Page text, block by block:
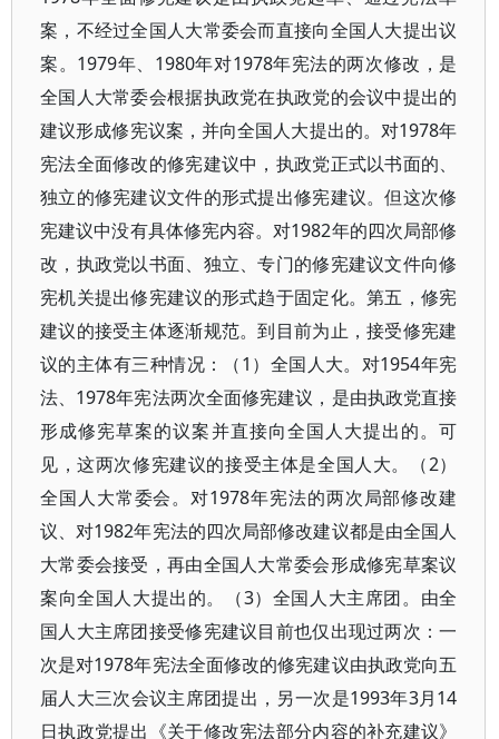
案，不经过全国人大常委会而直接向全国人大提出议
案。1979年、1980年对1978年宪法的两次修改，是
全国人大常委会根据执政党在执政党的会议中提出的
建议形成修宪议案，并向全国人大提出的。对1978年
宪法全面修改的修宪建议中，执政党正式以书面的、
独立的修宪建议文件的形式提出修宪建议。但这次修
宪建议中没有具体修宪内容。对1982年的四次局部修
改，执政党以书面、独立、专门的修宪建议文件向修
宪机关提出修宪建议的形式趋于固定化。第五，修宪
建议的接受主体逐渐规范。到目前为止，接受修宪建
议的主体有三种情况：（1）全国人大。对1954年宪
法、1978年宪法两次全面修宪建议，是由执政党直接
形成修宪草案的议案并直接向全国人大提出的。可
见，这两次修宪建议的接受主体是全国人大。（2）
全国人大常委会。对1978年宪法的两次局部修改建
议、对1982年宪法的四次局部修改建议都是由全国人
大常委会接受，再由全国人大常委会形成修宪草案议
案向全国人大提出的。（3）全国人大主席团。由全
国人大主席团接受修宪建议目前也仅出现过两次：一
次是对1978年宪法全面修改的修宪建议由执政党向五
届人大三次会议主席团提出，另一次是1993年3月14
日执政党提出《关于修改宪法部分内容的补充建议》